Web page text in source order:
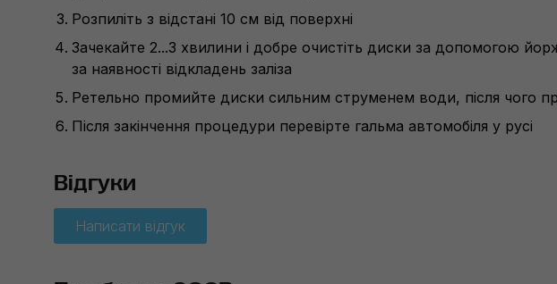
Розпиліть з відстані 10 см від поверхні
Зачекайте 2...3 хвилини і добре очистіть диски за допомогою
за наявності відкладень заліза
Ретельно промийте диски сильним струменем води, після чого
Після закінчення процедури перевірте гальма автомобіля у русі
Відгуки
Написати відгук